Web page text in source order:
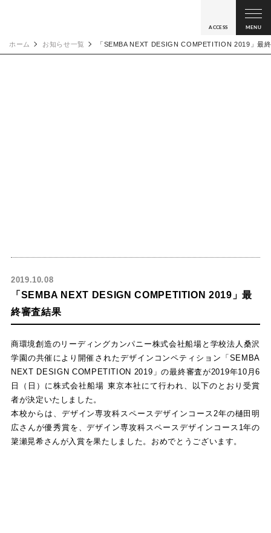
ACCESS MENU
ホーム お知らせ一覧 「SEMBA NEXT DESIGN COMPETITION 2019」最
2019.10.08
「SEMBA NEXT DESIGN COMPETITION 2019」最
終審査結果
商環境創造のリーディングカンパニー株式会社船場と学校法人桑沢
学園の共催により開催されたデザインコンペティション「SEMBA
NEXT DESIGN COMPETITION 2019」の最終審査が2019年10月6
日（日）に株式会社船場 東京本社にて行われ、以下のとおり受賞
者が決定いたしました。
本校からは、デザイン専攻科スペースデザインコース2年の樋田明
広さんが優秀賞を、デザイン専攻科スペースデザインコース1年の
簗瀬晃希さんが入賞を果たしました。おめでとうございます。